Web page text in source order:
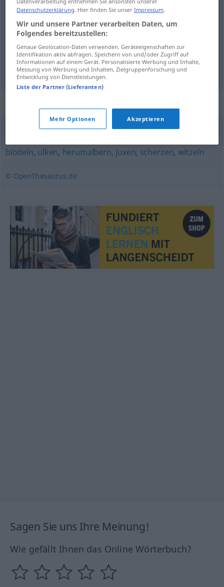
foolaround(odabout) herumblödelnBlödsinn
machen
talkrubbish herumblödelnBlödsinn reden
blödeln, ulken, herumalbern, juxen, scherzen, witzeln
© OpenThesaurus.de
Sagen Sie uns Ihre Meinung!
Wie gefällt Ihnen das Online Wörterbuch?
Datenschutzerklärung. Hier finden Sie unserImpressum.
Wir und unsere Partner verarbeiten Daten, um
Folgendes bereitzustellen:
Genaue Geolocation-Daten verwenden. Geräteeigenschaften zur
Identifikation aktiv abfragen. Speichern von und/oder Zugriff auf
Informationen auf einem Gerät. Personalisierte Werbung und Inhalte,
Messung von Werbung und Inhalten, Zielgruppenforschung und
Entwicklung von Dienstleistungen.
Liste der Partner (Lieferanten)
Mehr Optionen Akzeptieren